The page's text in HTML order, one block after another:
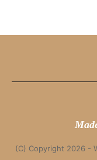
(C) Copyright 2026 -